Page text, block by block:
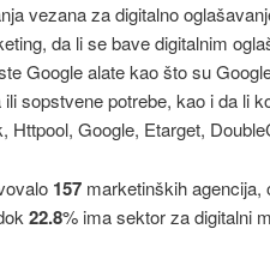
vezana za digitalno
da li se bave digitalnim
Google alate kao što su
sopstvene potrebe, kao i da li
Httpool, Google, Etarget,
157 marketinških agencija,
22.8% ima sektor za digitalni